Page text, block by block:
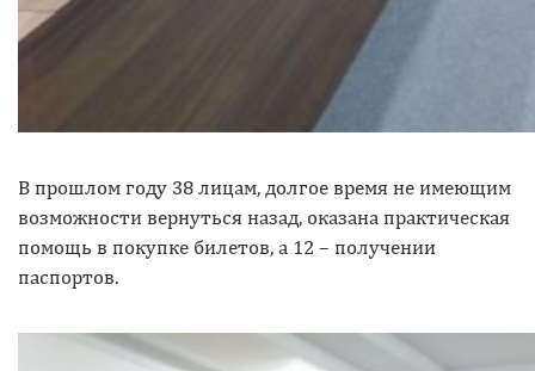
В прошлом году 38 лицам, долгое время не имеющим
возможности вернуться назад, оказана практическая
помощь в покупке билетов, а 12 – получении
паспортов.